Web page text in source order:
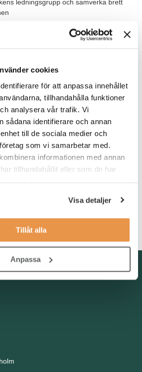
cookies
för att anpassa innehållet
tillhandahålla funktioner
analysera vår trafik. Vi
sådana identifierare och annan
till de sociala medier och
som vi samarbetar med.
informationen med annan
tillhandahållit eller som de har
Visa detaljer
Tillåt alla
Anpassa
ledningsgrupp och samverka brett
och får fyra direktrapporterande
är tillsvidare, heltid, med start enligt
kan förekomma. Du får stöd i
chef som finns kvar i organisationen.
eller motsvarande teknisk
av chefsansvar, gärna inom
en liknande verksamhet och har vana
relationer i en organisation som